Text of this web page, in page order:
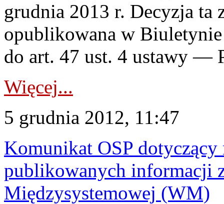
grudnia 2013 r. Decyzja ta
opublikowana w
do art. 47 ust. 4 ustawy —
Więcej...
5 grudnia 2012, 11:47
Komunikat OSP dotyczący
publikowanych informacji
Międzysystemowej (WM)